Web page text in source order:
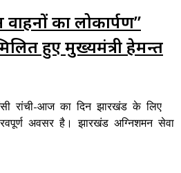
का लोकार्पण”
हुए मुख्यमंत्री हेमन्त
रांची-आज का दिन झारखंड के लिए
अवसर है। झारखंड अग्निशमन सेवा